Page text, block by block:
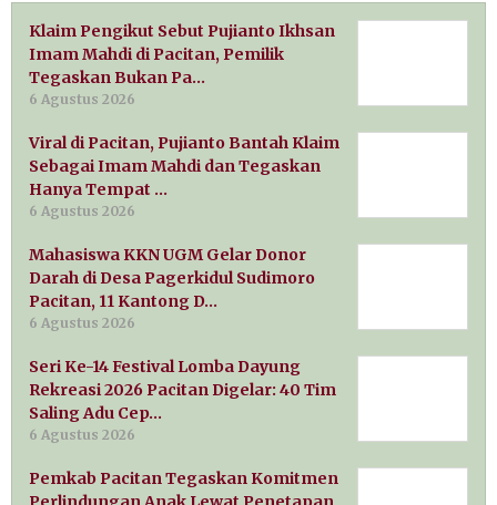
Klaim Pengikut Sebut Pujianto Ikhsan
Imam Mahdi di Pacitan, Pemilik
Tegaskan Bukan Pa…
6 Agustus 2026
Viral di Pacitan, Pujianto Bantah Klaim
Sebagai Imam Mahdi dan Tegaskan
Hanya Tempat …
6 Agustus 2026
Mahasiswa KKN UGM Gelar Donor
Darah di Desa Pagerkidul Sudimoro
Pacitan, 11 Kantong D…
6 Agustus 2026
Seri Ke-14 Festival Lomba Dayung
Rekreasi 2026 Pacitan Digelar: 40 Tim
Saling Adu Cep…
6 Agustus 2026
Pemkab Pacitan Tegaskan Komitmen